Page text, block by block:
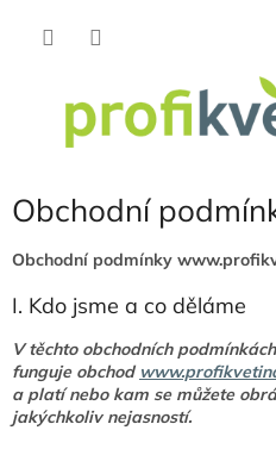
Obchodní
Obchodní podmínky
I. Kdo jsme a co děláme
V těchto obchodních
funguje obchod
a platí nebo kam se můžete
jakýchkoliv nejasností.